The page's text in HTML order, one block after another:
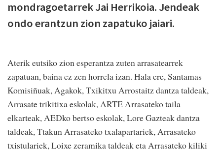
mondragoetarrek Jai Herrikoia. Jendeak
ondo erantzun zion zapatuko jaiari.
Aterik eutsiko zion esperantza zuten arrasatearrek
zapatuan, baina ez zen horrela izan. Hala ere, Santamas
Komisiñuak, Agakok, Txikitxu Arrostaitz dantza taldeak,
Arrasate trikitixa eskolak, ARTE Arrasateko taila
elkarteak, AEDko bertso eskolak, Lore Gazteak dantza
taldeak, Ttakun Arrasateko txalapartariek, Arrasateko
txistulariek, Loixe zeramika taldeak eta Arrasateko kiliki